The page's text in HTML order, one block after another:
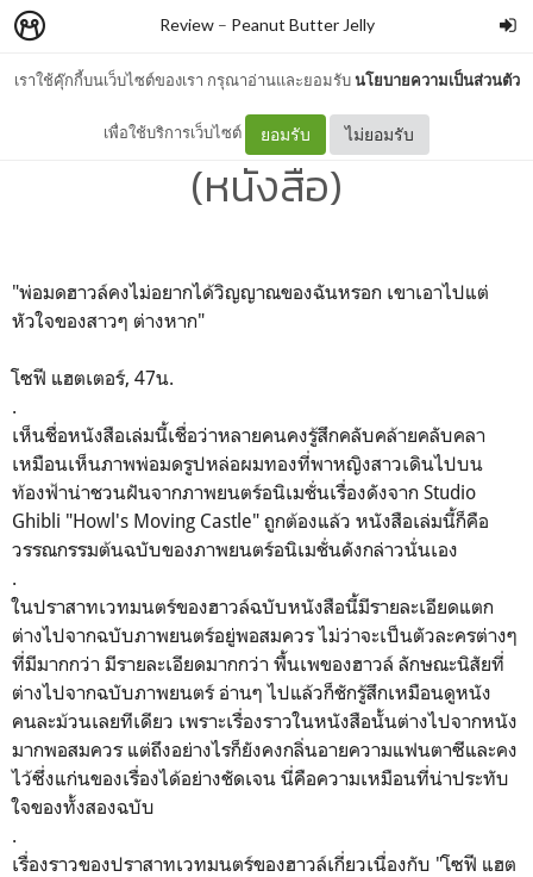
เราใช้คุ๊กกี้บนเว็บไซต์ของเรา กรุณาอ่านและยอมรับนโยบายความเป็นส่วนตัว
เพื่อใช้บริการเว็บไซต์ ยอมรับ ไม่ยอมรับ
Review– Peanut Butter Jelly
ปราสาทเวทมนตร์ของฮาวล์
(หนังสือ)
"พ่อมดฮาวล์คงไม่อยากได้วิญญาณของฉันหรอก เขาเอาไปแต่
หัวใจของสาวๆ ต่างหาก"
โซฟี แฮตเตอร์, 47น.
.
เห็นชื่อหนังสือเล่มนี้เชื่อว่าหลายคนคงรู้สึกคลับคล้ายคลับคลา
เหมือนเห็นภาพพ่อมดรูปหล่อผมทองที่พาหญิงสาวเดินไปบน
ท้องฟ้าน่าชวนฝันจากภาพยนตร์อนิเมชั่นเรื่องดังจาก Studio
Ghibli "Howl's Moving Castle" ถูกต้องแล้ว หนังสือเล่มนี้ก็คือ
วรรณกรรมต้นฉบับของภาพยนตร์อนิเมชั่นดังกล่าวนั่นเอง
.
ในปราสาทเวทมนตร์ของฮาวล์ฉบับหนังสือนี้มีรายละเอียดแตก
ต่างไปจากฉบับภาพยนตร์อยู่พอสมควร ไม่ว่าจะเป็นตัวละครต่างๆ
ที่มีมากกว่า มีรายละเอียดมากกว่า พื้นเพของฮาวล์ ลักษณะนิสัยที่
ต่างไปจากฉบับภาพยนตร์ อ่านๆ ไปแล้วก็ชักรู้สึกเหมือนดูหนัง
คนละม้วนเลยทีเดียว เพราะเรื่องราวในหนังสือนั้นต่างไปจากหนัง
มากพอสมควร แต่ถึงอย่างไรก็ยังคงกลิ่นอายความแฟนตาซีและคง
ไว้ซึ่งแก่นของเรื่องได้อย่างชัดเจน นี่คือความเหมือนที่น่าประทับ
ใจของทั้งสองฉบับ
.
เรื่องราวของปราสาทเวทมนตร์ของฮาวล์เกี่ยวเนื่องกับ "โซฟี แฮต